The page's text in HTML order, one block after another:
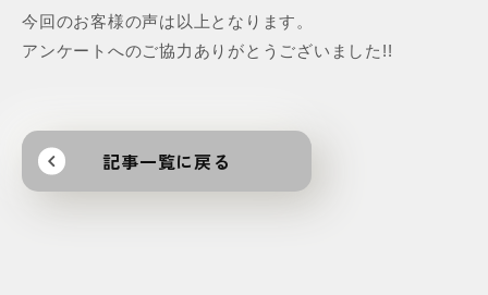
今回のお客様の声は以上となります。
アンケートへのご協力ありがとうございました!!
記事一覧に戻る